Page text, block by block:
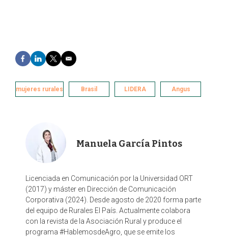
F
a
e
b
L
i
k
e
T
w
t
t
E
m
l
mujeres rurales Brasil LIDERA Angus
Manuela García Pintos
Licenciada en Comunicación por la Universidad ORT
(2017) y máster en Dirección de Comunicación
Corporativa (2024). Desde agosto de 2020 forma parte
del equipo de Rurales El País. Actualmente colabora
con la revista de la Asociación Rural y produce el
programa #HablemosdeAgro, que se emite los